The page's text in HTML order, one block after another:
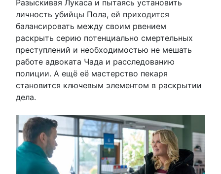
Разыскивая Лукаса и пытаясь установить
личность убийцы Пола, ей приходится
балансировать между своим рвением
раскрыть серию потенциально смертельных
преступлений и необходимостью не мешать
работе адвоката Чада и расследованию
полиции. А ещё её мастерство пекаря
становится ключевым элементом в раскрытии
дела.